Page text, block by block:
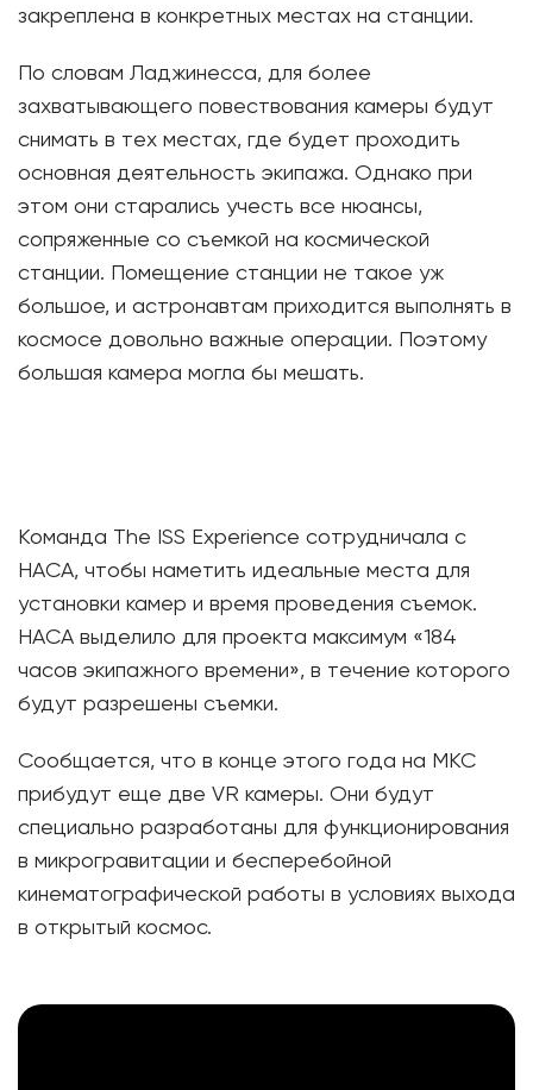
закреплена в конкретных местах на станции.
По словам Ладжинесса, для более
захватывающего повествования камеры будут
снимать в тех местах, где будет проходить
основная деятельность экипажа. Однако при
этом они старались учесть все нюансы,
сопряженные со съемкой на космической
станции. Помещение станции не такое уж
большое, и астронавтам приходится выполнять в
космосе довольно важные операции. Поэтому
большая камера могла бы мешать.
Команда The ISS Experience сотрудничала с
НАСА, чтобы наметить идеальные места для
установки камер и время проведения съемок.
НАСА выделило для проекта максимум «184
часов экипажного времени», в течение которого
будут разрешены съемки.
Сообщается, что в конце этого года на МКС
прибудут еще две VR камеры. Они будут
специально разработаны для функционирования
в микрогравитации и бесперебойной
кинематографической работы в условиях выхода
в открытый космос.